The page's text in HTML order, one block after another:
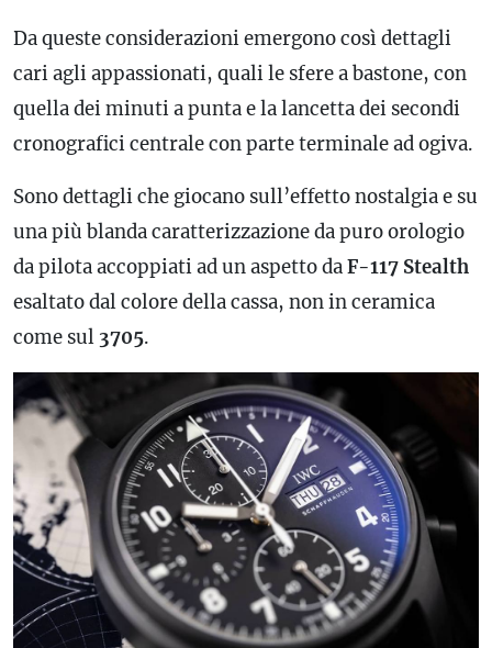
Da queste considerazioni emergono così dettagli
cari agli appassionati, quali le sfere a bastone, con
quella dei minuti a punta e la lancetta dei secondi
cronografici centrale con parte terminale ad ogiva.
Sono dettagli che giocano sull’effetto nostalgia e su
una più blanda caratterizzazione da puro orologio
da pilota accoppiati ad un aspetto daF-117 Stealth
esaltato dal colore della cassa, non inceramica
come sul 3705.